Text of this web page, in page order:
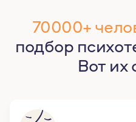
70000+
подбор
Вот их